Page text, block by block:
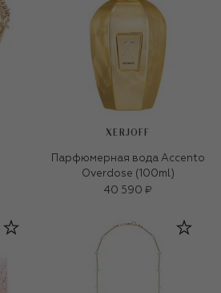
XERJOFF
Парфюмерная вода Accento
Overdose (100ml)
40 590 ₽